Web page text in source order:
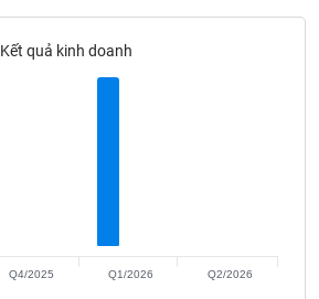
Kết quả kinh doanh
Q4/2025 Q1/2026 Q2/2026